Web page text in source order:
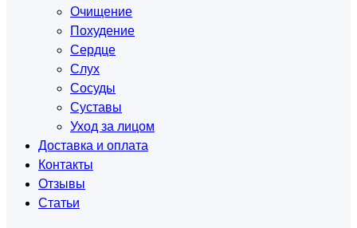
Очищение
Похудение
Сердце
Слух
Сосуды
Суставы
Уход за лицом
Доставка и оплата
Контакты
Отзывы
Статьи